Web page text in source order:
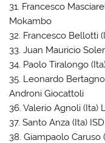
31. Francesco
Mokambo
32. Francesco Bellotti
33. Juan Mauricio
34. Paolo Tiralongo
35. Leonardo
Androni Giocattoli
36. Valerio Agnoli (Ita)
37. Santo Anza (Ita)
38. Giampaolo Caruso